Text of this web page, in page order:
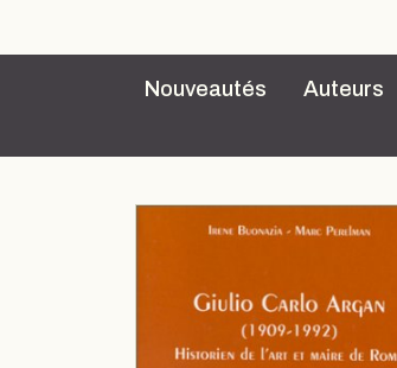
Nouveautés Auteurs